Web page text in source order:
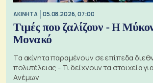
ΑΚΙΝΗΤΑ 05.08.2026, 07:00
Τιμές που ζαλίζουν - Η
Μονακό
Τα ακίνητα παραμένουν σε επίπεδα
πολυτέλειας - Τι δείχνουν τα στοιχεία
Ανέμων